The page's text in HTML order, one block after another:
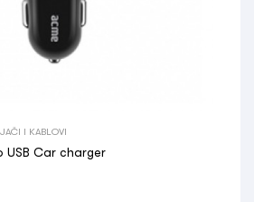
I KABLOVI
USB Car charger